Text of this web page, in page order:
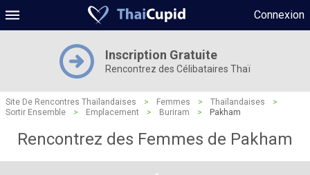
Connexion
Inscription Gratuite
Rencontrez des Célibataires Thaï
Site De Rencontres Thaïlandaises > Femmes > Thaïlandaises
>
Sortir Ensemble
> Emplacement > Buriram > Pakham
Rencontrez des Femmes de Pakham